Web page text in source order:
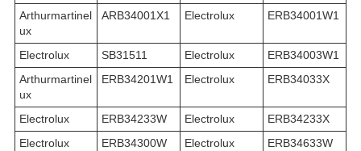
Arthurmartinel
ux
ARB34001X1 Electrolux ERB34001W1
Electrolux SB31511 Electrolux
ERB34003W1
Arthurmartinel
ux
ERB34201W1 Electrolux ERB34033X
Electrolux ERB34233W Electrolux
ERB34233X
Electrolux
ERB34300W Electrolux
ERB34633W